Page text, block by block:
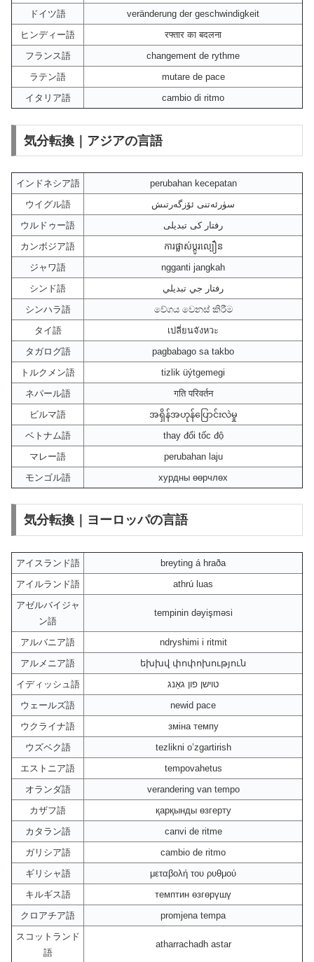
ドイツ語
veränderung der geschwindigkeit
ヒンディー語
रफ्तार का बदलना
フランス語
changement de rythme
ラテン語
mutare de pace
イタリア語
cambio di ritmo
気分転換｜アジアの言語
インドネシア語
perubahan kecepatan
ウイグル語
سۈرئەتنى ئۆزگەرتىش
ウルドゥー語
رفتار کی تبدیلی
カンボジア語
ការផ្លាស់ប្តូរល្បឿន
ジャワ語
ngganti jangkah
シンド語
رفتار جي تبديلي
シンハラ語
වේගය වෙනස් කිරීම
タイ語
เปลี่ยนจังหวะ
タガログ語
pagbabago sa takbo
トルクメン語
tizlik üýtgemegi
ネパール語
गति परिवर्तन
ビルマ語
အရှိန်အဟုန်ပြောင်းလဲမှု
ベトナム語
thay đổi tốc độ
マレー語
perubahan laju
モンゴル語
хурдны өөрчлөх
気分転換｜ヨーロッパの言語
アイスランド語
breyting á hraða
アイルランド語
athrú luas
アゼルバイジャ
ン語
tempinin dəyişməsi
アルバニア語
ndryshimi i ritmit
アルメニア語
եխխվ փոփոխություն
イディッシュ語
טוישן פון גאַנג
ウェールズ語
newid pace
ウクライナ語
зміна темпу
ウズベク語
tezlikni o’zgartirish
エストニア語
tempovahetus
オランダ語
verandering van tempo
カザフ語
қарқынды өзгерту
カタラン語
canvi de ritme
ガリシア語
cambio de ritmo
ギリシャ語
μεταβολή του ρυθμού
キルギス語
темптин өзгөрүшү
クロアチア語
promjena tempa
スコットランド
語
atharrachadh astar